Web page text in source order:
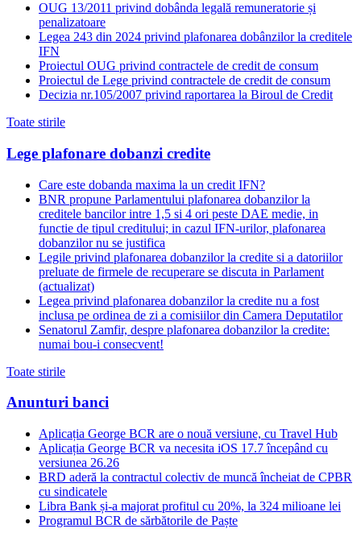
OUG 13/2011 privind dobânda legală remuneratorie și
penalizatoare
Legea 243 din 2024 privind plafonarea dobânzilor la creditele
IFN
Proiectul OUG privind contractele de credit de consum
Proiectul de Lege privind contractele de credit de consum
Decizia nr.105/2007 privind raportarea la Biroul de Credit
Toate stirile
Lege plafonare dobanzi credite
Care este dobanda maxima la un credit IFN?
BNR propune Parlamentului plafonarea dobanzilor la
creditele bancilor intre 1,5 si 4 ori peste DAE medie, in
functie de tipul creditului; in cazul IFN-urilor, plafonarea
dobanzilor nu se justifica
Legile privind plafonarea dobanzilor la credite si a datoriilor
preluate de firmele de recuperare se discuta in Parlament
(actualizat)
Legea privind plafonarea dobanzilor la credite nu a fost
inclusa pe ordinea de zi a comisiilor din Camera Deputatilor
Senatorul Zamfir, despre plafonarea dobanzilor la credite:
numai bou-i consecvent!
Toate stirile
Anunturi banci
Aplicația George BCR are o nouă versiune, cu Travel Hub
Aplicația George BCR va necesita iOS 17.7 începând cu
versiunea 26.26
BRD aderă la contractul colectiv de muncă încheiat de CPBR
cu sindicatele
Libra Bank și-a majorat profitul cu 20%, la 324 milioane lei
Programul BCR de sărbătorile de Paște